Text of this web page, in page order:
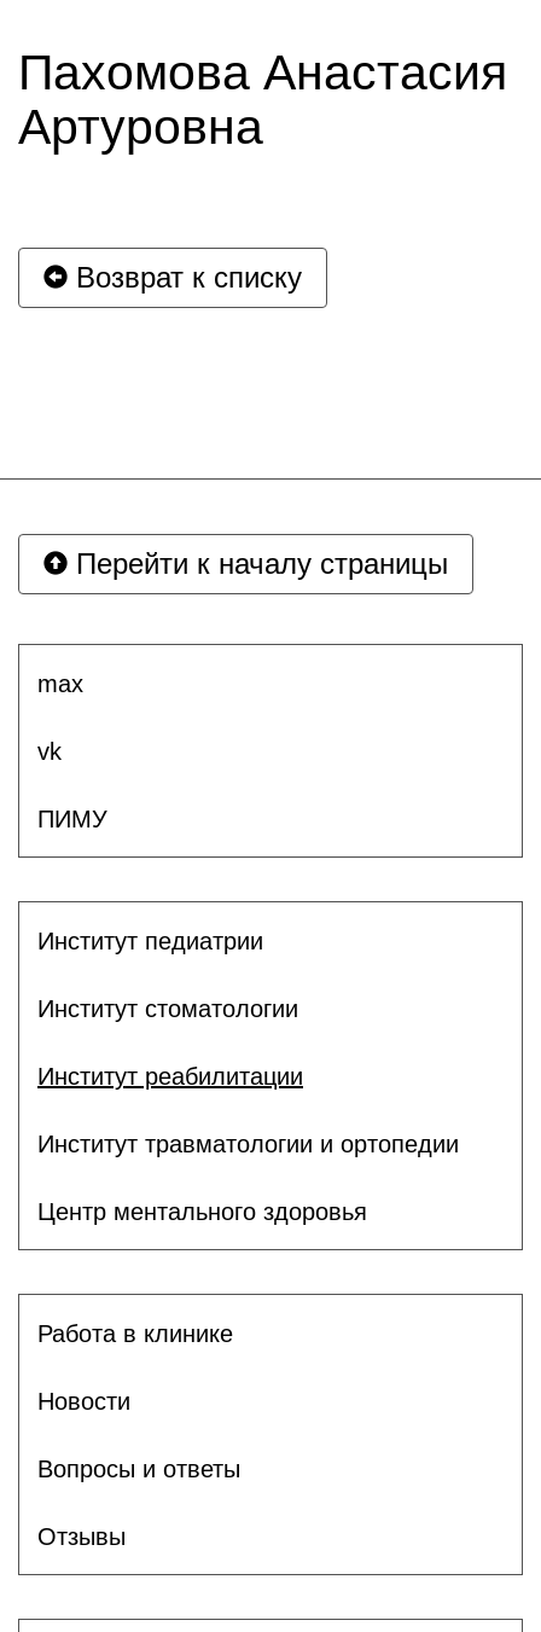
Пахомова Анастасия
Артуровна
Возврат к списку
Перейти к началу страницы
max
vk
ПИМУ
Институт педиатрии
Институт стоматологии
Институт реабилитации
Институт травматологии и ортопедии
Центр ментального здоровья
Работа в клинике
Новости
Вопросы и ответы
Отзывы